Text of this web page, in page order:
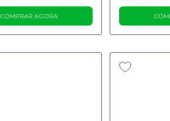
COMPRAR AGORA